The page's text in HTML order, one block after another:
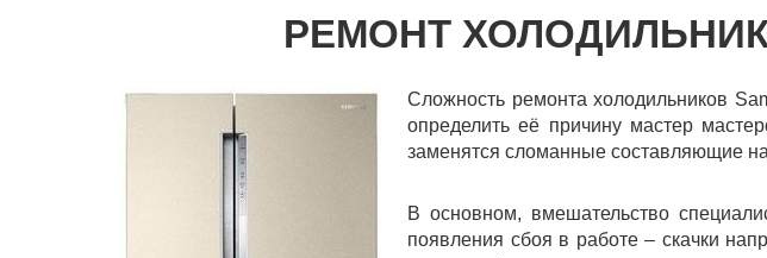
РЕМОНТ
Сложность ремонта холодильников
определить её причину мастер
заменятся сломанные составляющие
В основном, вмешательство
появления сбоя в работе – скачки